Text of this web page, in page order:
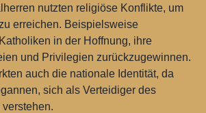
nutzten religiöse Konflikte, um
erreichen. Beispielsweise
in der Hoffnung, ihre
und Privilegien zurückzugewinnen.
auch die nationale Identität, da
sich als Verteidiger des